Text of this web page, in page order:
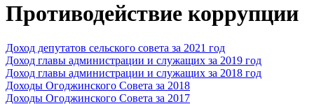
Противодействие коррупции
Доход депутатов сельского совета за 2021 год
Доход главы администрации и служащих за 2019 год
Доход главы администрации и служащих за 2018 год
Доходы Огоджинского Совета за 2018
Доходы Огоджинского Совета за 2017